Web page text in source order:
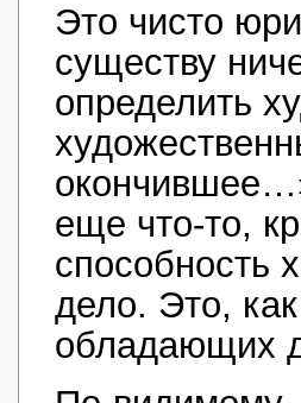
Это чисто
существу
определить
еще что-то,
способность
дело. Это,
обладающих